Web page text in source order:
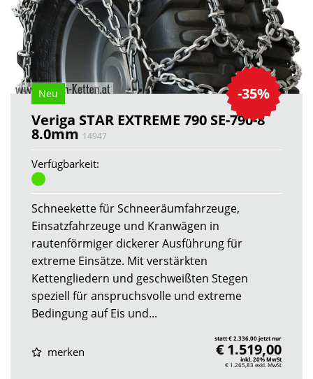
-35%
Neu
Veriga STAR EXTREME 790 SE-790-8
8.0mm 14947
Verfügbarkeit:
Schneekette für Schneeräumfahrzeuge,
Einsatzfahrzeuge und Kranwägen in
rautenförmiger dickerer Ausführung für
extreme Einsätze. Mit verstärkten
Kettengliedern und geschweißten Stegen
speziell für anspruchsvolle und extreme
Bedingung auf Eis und...
merken
statt € 2.336,00 jetzt nur
€ 1.519,00
inkl. 20% MwSt
€ 1.265,83 exkl. MwSt